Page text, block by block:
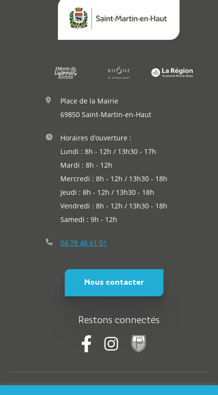
Place de la Mairie
69850 Saint-Martin-en-Haut
Horaires d’ouverture :
Lundi : 8h - 12h / 13h30 - 17h
Mardi : 8h - 12h
Mercredi : 8h - 12h / 13h30 - 18h
Jeudi : 8h - 12h / 13h30 - 18h
Vendredi : 8h - 12h / 13h30 - 18h
Samedi : 9h - 12h
04 78 48 61 01
Nous contacter
Restons connectés